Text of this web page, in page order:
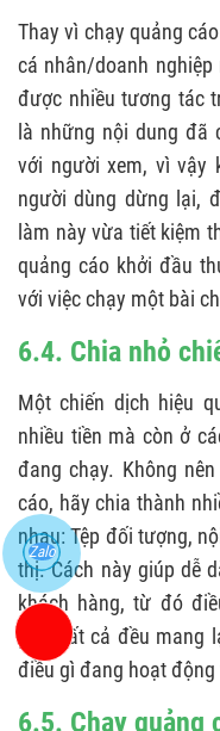
Thay vì chạy quảng
cá nhân/doanh
được nhiều tương tác
là những nội dung
với người xem, vì vậy
người dùng dừng lại,
làm này vừa tiết kiệm
quảng cáo khởi đầu
với việc chạy một bài
6.4. Chia nhỏ
Một chiến dịch hiệu
nhiều tiền mà còn ở
đang chạy. Không
cáo, hãy chia thành
nhau: Tệp đối tượng,
thị. Cách này giúp dễ
khách hàng, từ đó
phải tất cả đều mang
điều gì đang hoạt
6.5. Chạy quảng
Zalo